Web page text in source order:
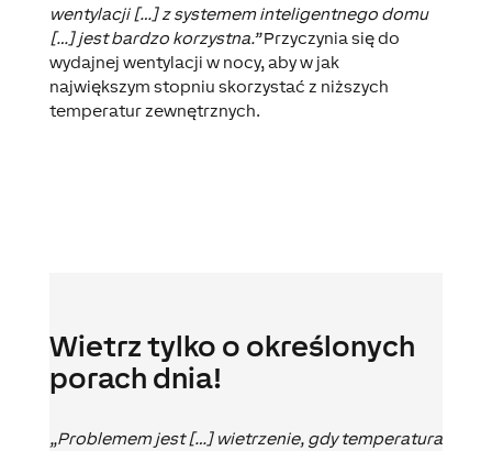
wentylacji […] z systemem inteligentnego domu
[…] jest bardzo korzystna.”Przyczynia się do
wydajnej wentylacji w nocy, aby w jak
największym stopniu skorzystać z niższych
temperatur zewnętrznych.
Wietrz tylko o określonych
porach dnia!
„Problemem jest […] wietrzenie, gdy temperatura